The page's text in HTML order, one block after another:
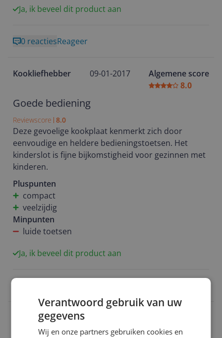
bediening goed te doen en hij is makkelijk schoon te
Ja, ik beveel dit product aan
0 reactiesReageer
Kookliefhebber 09-01-2017
Algemene score
8.0
Goede bediening
Reviewscore 8.0
Deze gevoelige kookplaat kenmerkt zich door
eenvoudige en heldere bedieningstoetsen. Het
kinderslot is fijne bijkomstigheid voor gezinnen met
kinderen.
Pluspunten
compact
veelzijdig
Minpunten
luide toetsen
Ja, ik beveel dit product aan
04-01-2017
9.0
Verantwoord gebruik van uw
gegevens
Wij en onze partners gebruiken cookies en